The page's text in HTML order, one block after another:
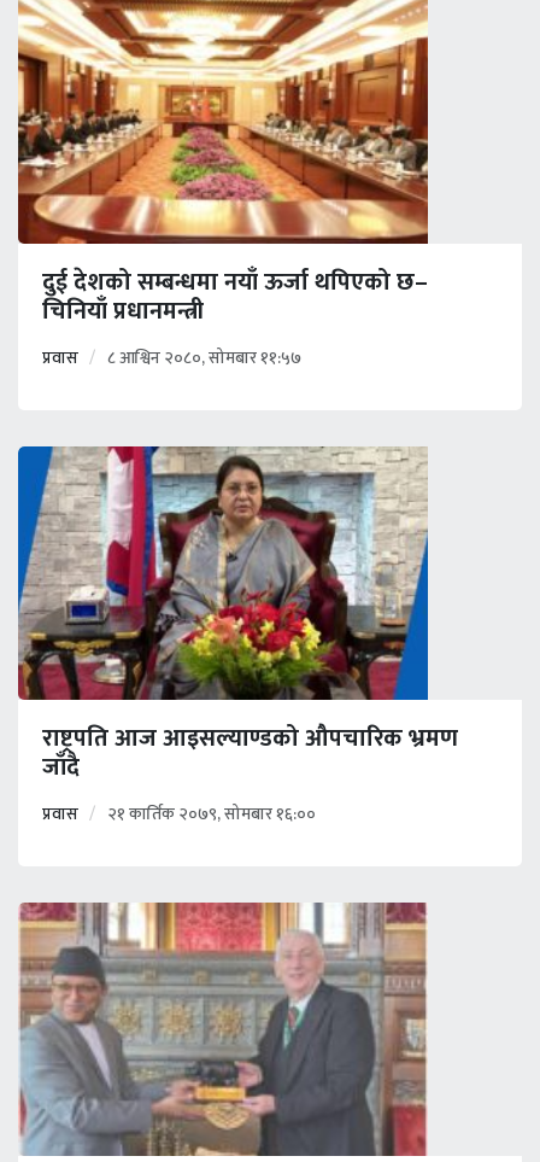
दुई देशको सम्बन्धमा नयाँ ऊर्जा थपिएको छ–
चिनियाँ प्रधानमन्त्री
प्रवास ८ आश्विन २०८०, सोमबार ११:५७
राष्ट्रपति आज आइसल्याण्डको औपचारिक भ्रमण
जाँदै
प्रवास २१ कार्तिक २०७९, सोमबार १६:००